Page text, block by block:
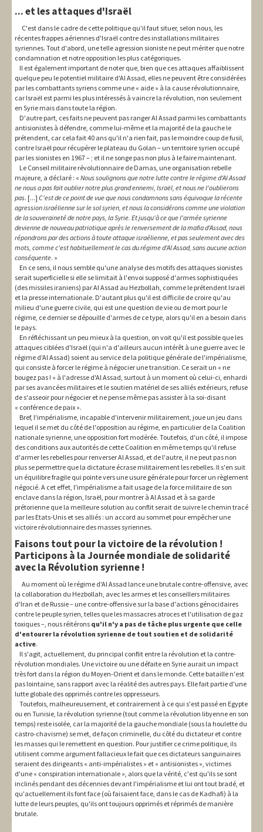
... et les attaques d'Israël
C'est dans le cadre de cette politique qu'il faut situer, selon nous, les
récentes frappes aériennes d'Israël contre des installations militaires
syriennes. Tout d'abord, une telle agression sioniste ne peut mériter que notre
condamnation et notre opposition les plus catégoriques.
Il est également important de noter que, bien que ces attaques affaiblissent
quelque peu le potentiel militaire d'Al Assad, elles ne peuvent être considérées
par les combattants syriens comme une « aide » à la cause révolutionnaire,
car Israël est parmi les plus intéressés à vaincre la révolution, non seulement
en Syrie mais dans toute la région.
D'autre part, ces faits ne peuvent pas ranger Al Assad parmi les combattants
antisionistes à défendre, comme lui-même et la majorité de la gauche le
prétendent, car cela fait 40 ans qu'il n'a rien fait, pas le moindre coup de fusil,
contre Israël pour récupérer le plateau du Golan – un territoire syrien occupé
par les sionistes en 1967 – ; et il ne songe pas non plus à le faire maintenant.
Le Conseil militaire révolutionnaire de Damas, une organisation rebelle
majeure, a déclaré : « Nous soulignons que notre lutte contre le régime d'Al Assad
ne nous a pas fait oublier notre plus grand ennemi, Israël, et nous ne l'oublierons
pas. [...] C'est de ce point de vue que nous condamnons sans équivoque la récente
agression israélienne sur le sol syrien, et nous la considérons comme une violation
de la souveraineté de notre pays, la Syrie. Et jusqu'à ce que l'armée syrienne
devienne de nouveau patriotique après le renversement de la mafia d'Assad, nous
répondrons par des actions à toute attaque israélienne, et pas seulement avec des
mots, comme c'est habituellement le cas du régime d'Al Assad, sans aucune action
conséquente. »
En ce sens, il nous semble qu'une analyse des motifs des attaques sionistes
serait superficielle si elle se limitait à l'envoi supposé d'armes sophistiquées
(des missiles iraniens) par Al Assad au Hezbollah, comme le prétendent Israël
et la presse internationale. D'autant plus qu'il est difficile de croire qu'au
milieu d'une guerre civile, qui est une question de vie ou de mort pour le
régime, ce dernier se dépouille d'armes de ce type, alors qu'il en a besoin dans
le pays.
En réfléchissant un peu mieux à la question, on voit qu'il est possible que les
attaques ciblées d'Israël (qui n'a d'ailleurs aucun intérêt à une guerre avec le
régime d'Al Assad) soient au service de la politique générale de l'impérialisme,
qui consiste à forcer le régime à négocier une transition. Ce serait un « ne
bougez pas ! » à l'adresse d'Al Assad, surtout à un moment où celui-ci, enhardi
par ses avancées militaires et le soutien matériel de ses alliés extérieurs, refuse
de s'asseoir pour négocier et ne pense même pas assister à la soi-disant
« conférence de paix ».
Bref, l'impérialisme, incapable d'intervenir militairement, joue un jeu dans
lequel il se met du côté de l'opposition au régime, en particulier de la Coalition
nationale syrienne, une opposition fort modérée. Toutefois, d'un côté, il impose
des conditions aux autorités de cette Coalition en même temps qu'il refuse
d'armer les rebelles pour renverser Al Assad, et de l'autre, il ne peut pas non
plus se permettre que la dictature écrase militairement les rebelles. Il s'en suit
un équilibre fragile qui pointe vers une usure générale pour forcer un règlement
négocié. A cet effet, l'impérialisme a fait usage de la force militaire de son
enclave dans la région, Israël, pour montrer à Al Assad et à sa garde
prétorienne que la meilleure solution au conflit serait de suivre le chemin tracé
par les Etats-Unis et ses alliés : un accord au sommet pour empêcher une
victoire révolutionnaire des masses syriennes.
Faisons tout pour la victoire de la révolution !
Participons à la Journée mondiale de solidarité
avec la Révolution syrienne !
Au moment où le régime d'Al Assad lance une brutale contre-offensive, avec
la collaboration du Hezbollah, avec les armes et les conseillers militaires
d'Iran et de Russie – une contre-offensive sur la base d'actions génocidaires
contre le peuple syrien, telles que les massacres atroces et l'utilisation de gaz
toxiques –, nous réitérons qu'il n'y a pas de tâche plus urgente que celle
d'entourer la révolution syrienne de tout soutien et de solidarité
active.
Il s'agit, actuellement, du principal conflit entre la révolution et la contre-
révolution mondiales. Une victoire ou une défaite en Syrie aurait un impact
très fort dans la région du Moyen-Orient et dans le monde. Cette bataille n'est
pas lointaine, sans rapport avec la réalité des autres pays. Elle fait partie d'une
lutte globale des opprimés contre les oppresseurs.
Toutefois, malheureusement, et contrairement à ce qui s'est passé en Egypte
ou en Tunisie, la révolution syrienne (tout comme la révolution libyenne en son
temps) reste isolée, car la majorité de la gauche mondiale (sous la houlette du
castro-chavisme) se met, de façon criminelle, du côté du dictateur et contre
les masses qui le remettent en question. Pour justifier ce crime politique, ils
utilisent comme argument fallacieux le fait que ces dictateurs sanguinaires
seraient des dirigeants « anti-impérialistes » et « antisionistes », victimes
d'une « conspiration internationale », alors que la vérité, c'est qu'ils se sont
inclinés pendant des décennies devant l'impérialisme et lui ont tout bradé, et
qu'actuellement ils font face (où faisaient face, dans le cas de Kadhafi) à la
lutte de leurs peuples, qu'ils ont toujours opprimés et réprimés de manière
brutale.